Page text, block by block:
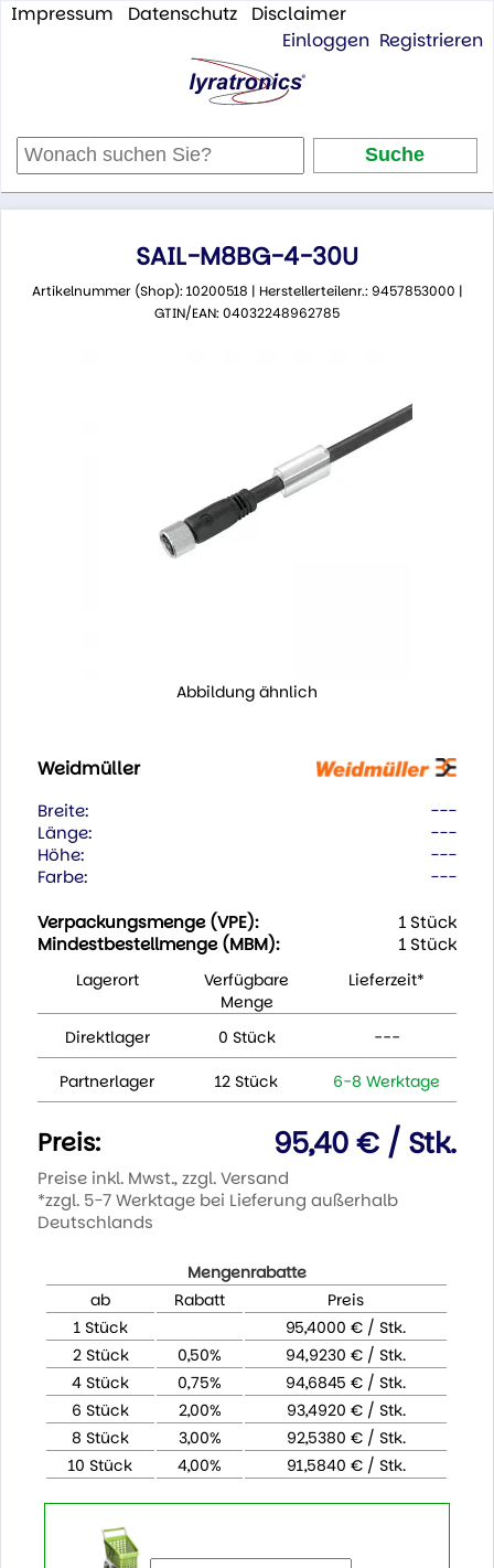
Impressum Datenschutz
Disclaimer
Einloggen Registrieren
SAIL-M8BG-4-30U
Artikelnummer (Shop): 10200518 | Herstellerteilenr.: 9457853000 |
GTIN/EAN: 04032248962785
Abbildung ähnlich
Weidmüller
Breite:
---
Länge:
---
Höhe:
---
Farbe:
---
Verpackungsmenge (VPE):
1 Stück
Mindestbestellmenge (MBM):
1 Stück
Lagerort
Verfügbare
Menge
Lieferzeit*
Direktlager 0 Stück ---
Partnerlager 12 Stück 6-8 Werktage
Preis: 95,40 € / Stk.
Preise inkl. Mwst., zzgl. Versand
*zzgl. 5-7 Werktage bei Lieferung außerhalb
Deutschlands
Mengenrabatte
ab
Rabatt
Preis
1 Stück
95,4000 € / Stk.
2 Stück
0,50%
94,9230 € / Stk.
4 Stück
0,75%
94,6845 € / Stk.
6 Stück
2,00%
93,4920 € / Stk.
8 Stück
3,00%
92,5380 € / Stk.
10 Stück
4,00% 91,5840 € / Stk.